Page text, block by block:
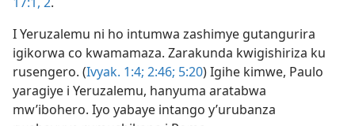
I Yeruzalemu ni ho intumwa zashimye gutangurira
igikorwa co kwamamaza. Zarakunda kwigishiriza ku
rusengero. (Ivyak. 1:4; 2:46; 5:20) Igihe kimwe, Paulo
yaragiye i Yeruzalemu, hanyuma aratabwa
mw’ibohero. Iyo yabaye intango y’urubanza